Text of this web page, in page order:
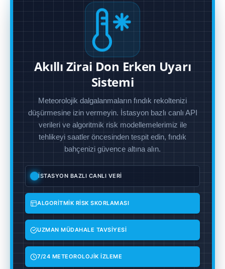
Akıllı Zirai Don Erken Uyarı
Sistemi
Meteorolojik dalgalanmaların fındık rekoltenizi
düşürmesine izin vermeyin. İstasyon bazlı canlı API
verileri ve algoritmik risk modellemelerimiz ile
tehlikeyi saatler öncesinden tespit edin, fındık
bahçenizi güvence altına alın.
İSTASYON BAZLI CANLI VERİ
ALGORİTMİK RİSK SKORLAMASI
UZMAN MÜDAHALE TAVSİYESİ
7/24 METEOROLOJİK İZLEME